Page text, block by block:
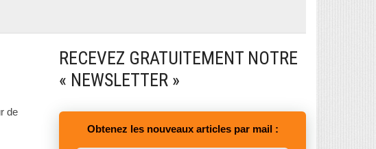
de
RECEVEZ GRATUITEMENT NOTRE
« NEWSLETTER »
Obtenez les nouveaux articles par mail :